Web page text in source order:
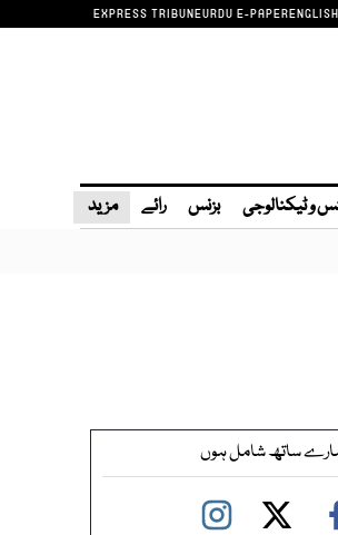
EXPRESS TRIBUNEURDU E-PAPER
و ٹیکنالوجی بزنس رائے مزید
ساتھ شامل ہوں